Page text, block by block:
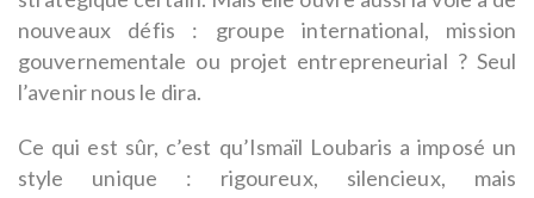
nouveaux défis : groupe international, mission
gouvernementale ou projet entrepreneurial ? Seul
l’avenir nous le dira.
Ce qui est sûr, c’est qu’Ismaïl Loubaris a imposé un
style unique : rigoureux, silencieux, mais